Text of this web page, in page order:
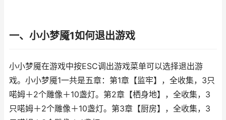
一、小小梦魇1如何退出游戏
小小梦魇在游戏中按ESC调出游戏菜单可以选择退出游
戏。小小梦魇1一共是五章：第1章【监牢】，全收集，3只
喏姆＋2个雕像＋10盏灯。第2章【栖身地】，全收集，3
只喏姆＋2个雕像＋10盏灯。第3章【厨房】，全收集，3